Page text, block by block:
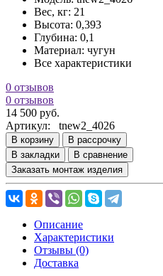
Вес, кг: 21
Высота: 0,393
Глубина: 0,1
Материал: чугун
Все характеристики
0 отзывов
0 отзывов
14 500 руб.
Артикул: tnew2_4026
В корзину
В рассрочку
В закладки
В сравнение
Заказать монтаж изделия
Описание
Характеристики
Отзывы (0)
Доставка